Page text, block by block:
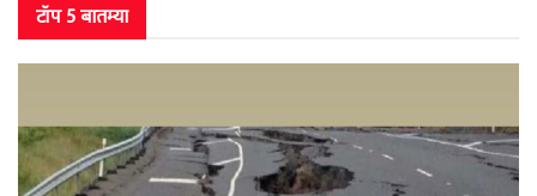
टॉप 5 बातम्या